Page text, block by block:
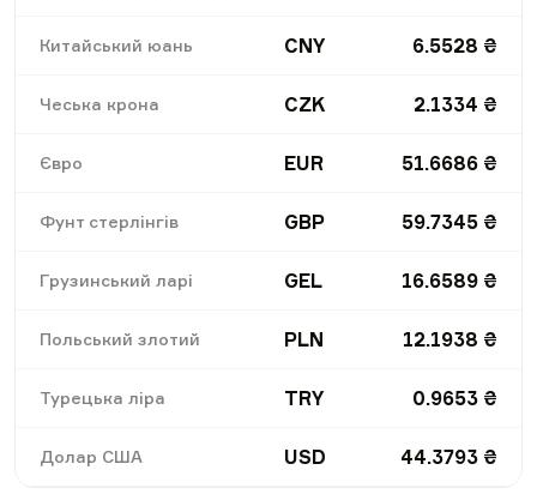
Китайський юань CNY 6.5528 ₴
Чеська крона CZK 2.1334 ₴
Євро EUR 51.6686 ₴
Фунт стерлінгів GBP 59.7345 ₴
Грузинський ларі GEL 16.6589 ₴
Польський злотий PLN 12.1938 ₴
Турецька ліра TRY 0.9653 ₴
Долар США USD 44.3793 ₴